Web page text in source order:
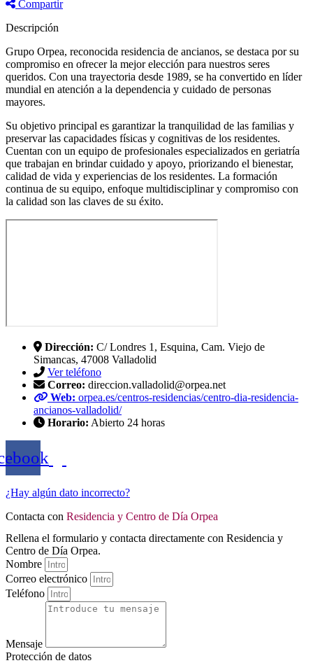
Compartir
Descripción
Grupo Orpea, reconocida residencia de ancianos, se destaca por su
compromiso en ofrecer la mejor elección para nuestros seres
queridos. Con una trayectoria desde 1989, se ha convertido en líder
mundial en atención a la dependencia y cuidado de personas
mayores.
Su objetivo principal es garantizar la tranquilidad de las familias y
preservar las capacidades físicas y cognitivas de los residentes.
Cuentan con un equipo de profesionales especializados en geriatría
que trabajan en brindar cuidado y apoyo, priorizando el bienestar,
calidad de vida y experiencias de los residentes. La formación
continua de su equipo, enfoque multidisciplinar y compromiso con
la calidad son las claves de su éxito.
Dirección: C/ Londres 1, Esquina, Cam. Viejo de
Simancas, 47008 Valladolid
Ver teléfono
Correo: direccion.valladolid@orpea.net
Web: orpea.es/centros-residencias/centro-dia-residencia-
ancianos-valladolid/
Horario: Abierto 24 horas
¿Hay algún dato incorrecto?
Contacta con Residencia y Centro de Día Orpea
Rellena el formulario y contacta directamente con Residencia y
Centro de Día Orpea.
Nombre
Correo electrónico
Teléfono
Mensaje
Protección de datos